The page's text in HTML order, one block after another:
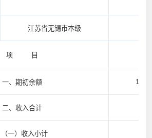
江苏省无锡市本级
项 目
一、期初余额
二、收入合计
（一）收入小计